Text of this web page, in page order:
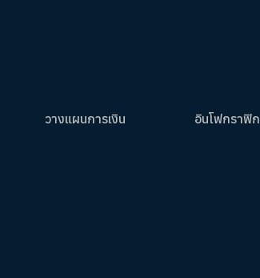
วางแผนการเงิน อินโฟกราฟิก